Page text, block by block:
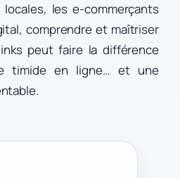
les e-commerçants
comprendre et maîtriser
peut faire la différence
timide en ligne… et une